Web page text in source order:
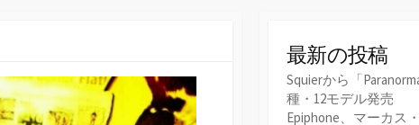
最新の投稿
Squierから「
種・12モデル発売
Epiphone、マーカス